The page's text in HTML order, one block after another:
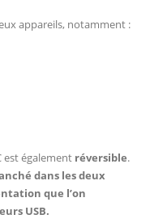
appareils, notamment :
est également réversible.
dans les deux
que l’on
USB.